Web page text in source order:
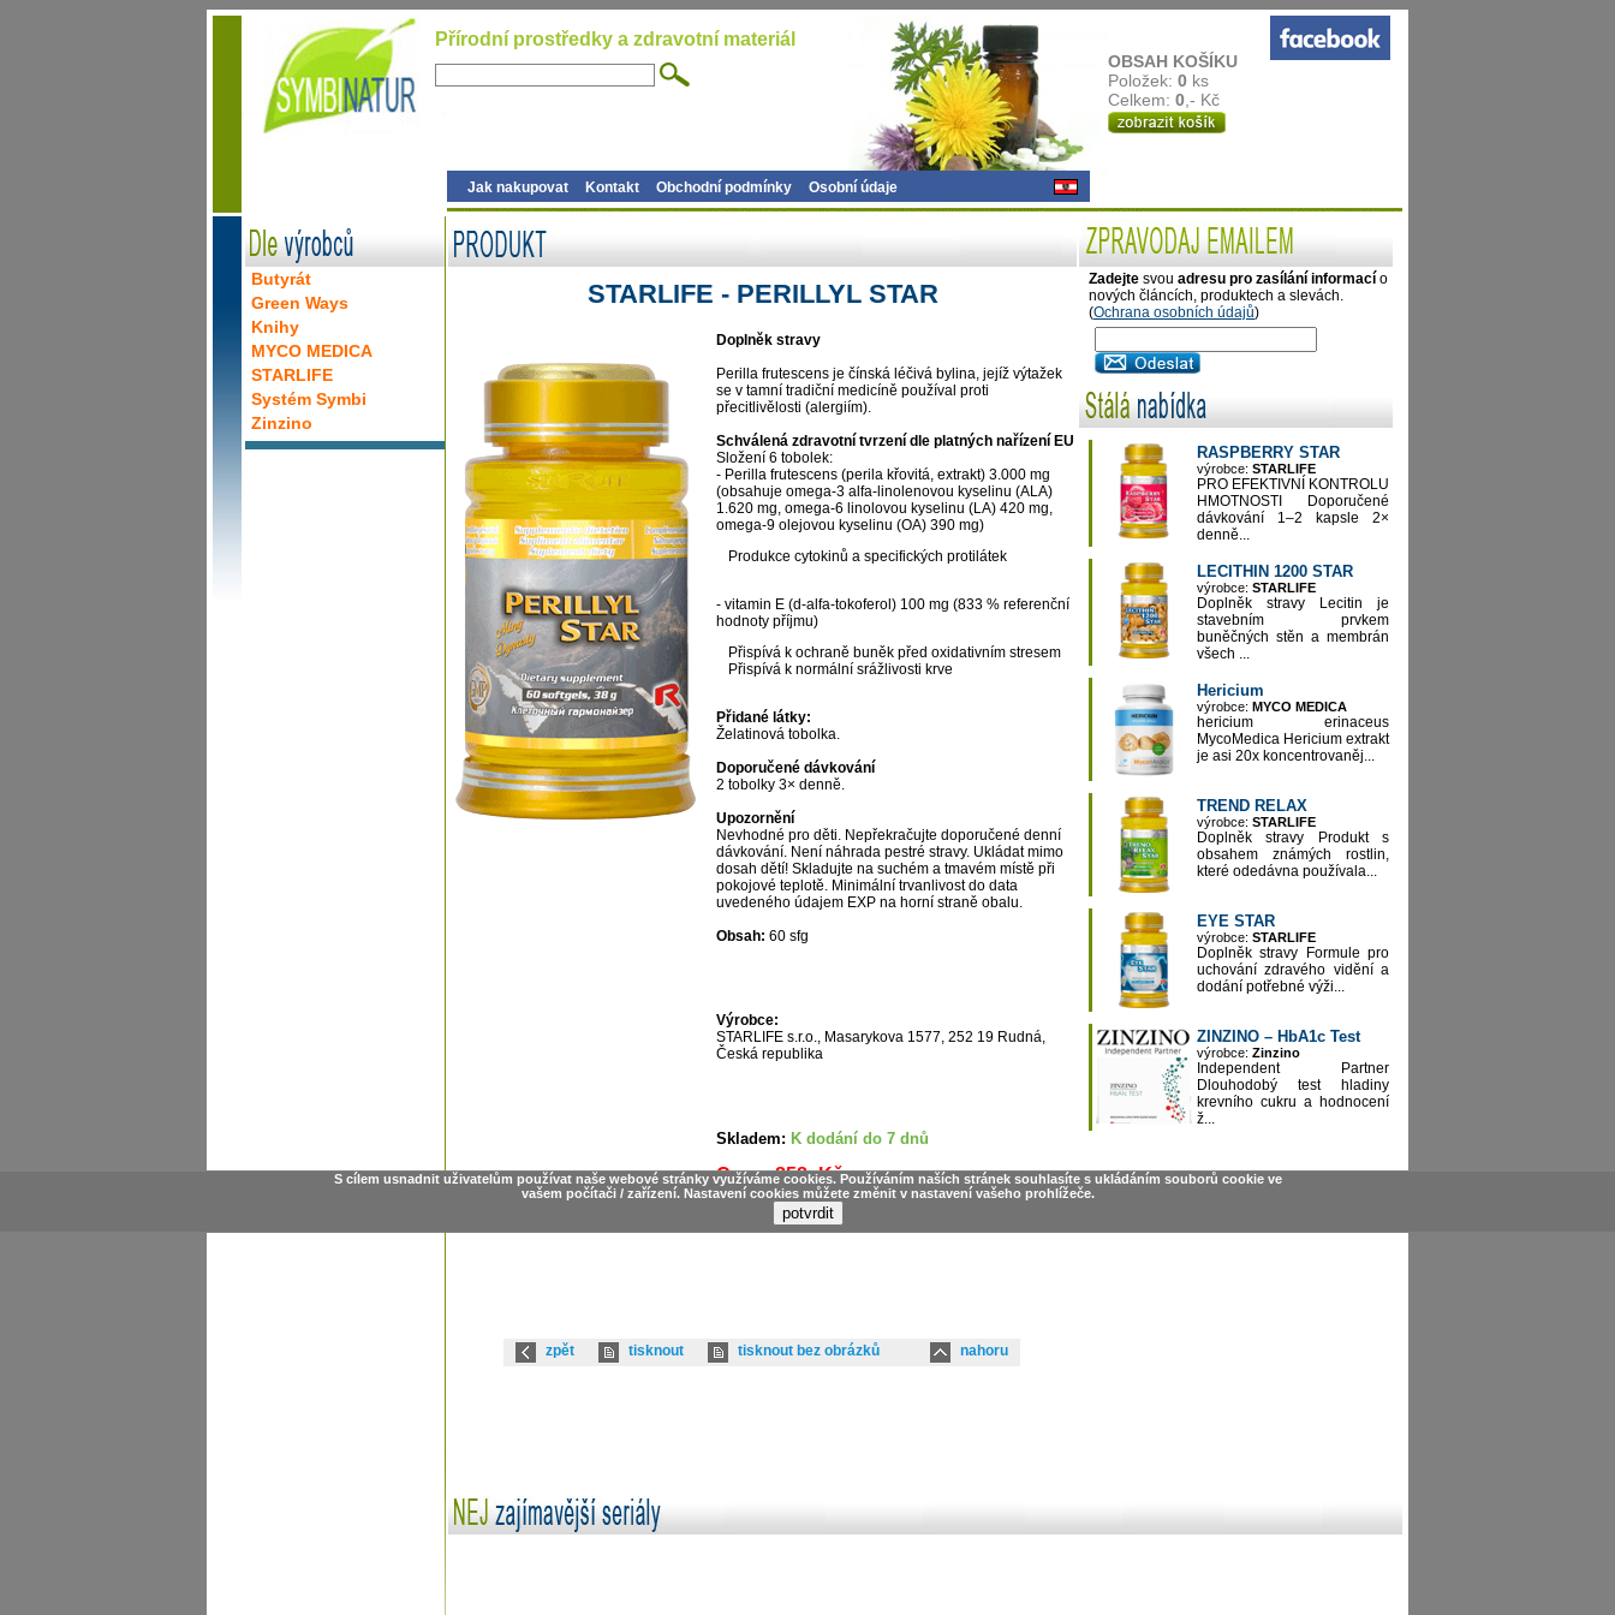
Přírodní prostředky a zdravotní materiál
Jak nakupovat Kontakt Obchodní podmínky Osobní údaje
OBSAH KOŠÍKU
Položek: 0 ks
Celkem: 0 ,- Kč
STARLIFE - PERILLYL STAR
Doplněk stravy
Perilla frutescens je čínská léčivá bylina, jejíž výtažek
se v tamní tradiční medicíně používal proti
přecitlivělosti (alergiím).
Schválená zdravotní tvrzení dle platných nařízení EU
Složení 6 tobolek:
- Perilla frutescens (perila křovitá, extrakt) 3.000 mg
(obsahuje omega-3 alfa-linolenovou kyselinu (ALA)
1.620 mg, omega-6 linolovou kyselinu (LA) 420 mg,
omega-9 olejovou kyselinu (OA) 390 mg)
Produkce cytokinů a specifických protilátek
- vitamin E (d-alfa-tokoferol) 100 mg (833 % referenční
hodnoty příjmu)
Přispívá k ochraně buněk před oxidativním stresem
Přispívá k normální srážlivosti krve
Přidané látky:
Želatinová tobolka.
Doporučené dávkování
2 tobolky 3× denně.
Upozornění
Nevhodné pro děti. Nepřekračujte doporučené denní
dávkování. Není náhrada pestré stravy. Ukládat mimo
dosah dětí! Skladujte na suchém a tmavém místě při
pokojové teplotě. Minimální trvanlivost do data
uvedeného údajem EXP na horní straně obalu.
Obsah: 60 sfg
Výrobce:
STARLIFE s.r.o., Masarykova 1577, 252 19 Rudná,
Česká republika
Skladem: K dodání do 7 dnů
Cena: 858,-Kč
zpět tisknout tisknout bez obrázků nahoru
Zadejte svou adresu pro zasílání informací o
nových článcích, produktech a slevách.
(Ochrana osobních údajů)
RASPBERRY STAR
výrobce: STARLIFE
PRO EFEKTIVNÍ KONTROLU
HMOTNOSTI Doporučené
dávkování 1–2 kapsle 2×
denně...
LECITHIN 1200 STAR
výrobce: STARLIFE
Doplněk stravy Lecitin je
stavebním prvkem
buněčných stěn a membrán
všech ...
Hericium
výrobce: MYCO MEDICA
hericium erinaceus
MycoMedica Hericium extrakt
je asi 20x koncentrovaněj...
TREND RELAX
výrobce: STARLIFE
Doplněk stravy Produkt s
obsahem známých rostlin,
které odedávna používala...
EYE STAR
výrobce: STARLIFE
Doplněk stravy Formule pro
uchování zdravého vidění a
dodání potřebné výži...
ZINZINO – HbA1c Test
výrobce: Zinzino
Independent Partner
Dlouhodobý test hladiny
krevního cukru a hodnocení
ž...
S cílem usnadnit uživatelům používat naše webové stránky využíváme cookies. Používáním naších stránek souhlasíte s ukládáním souborů cookie ve
vašem počítači / zařízení. Nastavení cookies můžete změnit v nastavení vašeho prohlížeče.
Butyrát
Green Ways
Knihy
MYCO MEDICA
STARLIFE
Systém Symbi
Zinzino